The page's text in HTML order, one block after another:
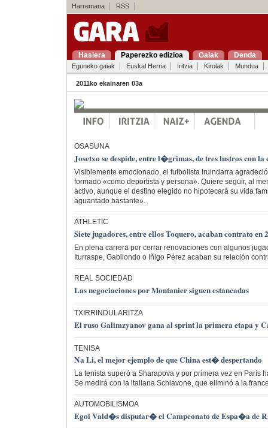
Harremana RSS
Hasiera Paperezko edizioa Gaiak Denda
Eguneko gaiak Euskal Herria Iritzia Kirolak Mundua
2011ko ekainaren 03a
OSASUNA
Josetxo se despide, entre l�grimas, de tres lustros con
Visiblemente emocionado, el futbolista iruindarra
formado «como deportista y persona». Quiere seguir, al
activo, aunque el destino elegido no hipotecará su vida
aguantado bastante».
ATHLETIC
Siete jugadores, entre ellos Toquero, acaban contrato en
En plena carrera por cerrar renovaciones con algunos
Iturraspe, Gabilondo o Iñigo Pérez acaban su relación
REAL SOCIEDAD
Las negociaciones por Montanier siguen estancadas
TXIRRINDULARITZA
El ruso Galimzyanov gana al sprint la primera etapa y
TENISA
Na Li, el mejor ejemplo de que China est� despertando
La tenista superó a Sharapova y por primera vez en París
Se medirá con la italiana Schiavone, que eliminó a la
AUTOMOBILISMOA
Egoi Vald�s disputar� el Campeonato de Espa�a de